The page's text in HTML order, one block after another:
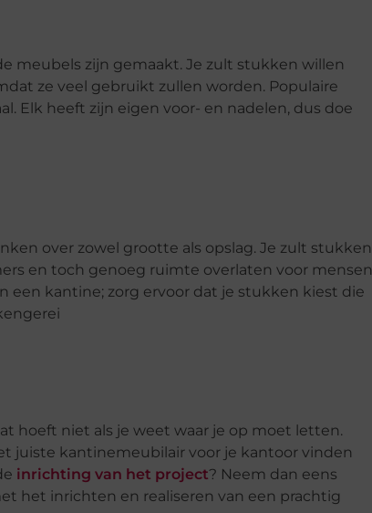
meubels zijn gemaakt. Je zult stukken willen
ze veel gebruikt zullen worden. Populaire
Elk heeft zijn eigen voor- en nadelen, dus doe
over zowel grootte als opslag. Je zult stukken
en toch genoeg ruimte overlaten voor mensen
een kantine; zorg ervoor dat je stukken kiest die
hoeft niet als je weet waar je op moet letten.
juiste kantinemeubilair voor je kantoor vinden
inrichting van het project? Neem dan eens
het inrichten en realiseren van een prachtig